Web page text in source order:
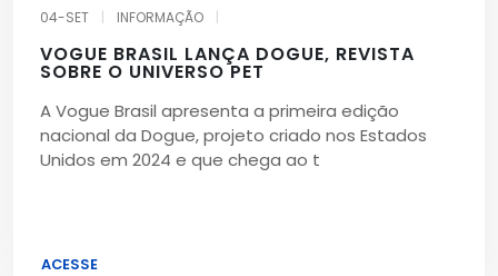
04-SET INFORMAÇÃO
VOGUE BRASIL LANÇA DOGUE, REVISTA
SOBRE O UNIVERSO PET
A Vogue Brasil apresenta a primeira edição
nacional da Dogue, projeto criado nos Estados
Unidos em 2024 e que chega ao t
ACESSE